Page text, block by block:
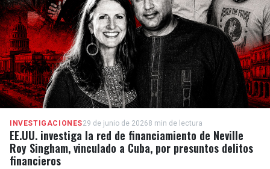
INVESTIGACIONES29 de junio de 20268 min de lectura
EE.UU. investiga la red de financiamiento de Neville
Roy Singham, vinculado a Cuba, por presuntos delitos
financieros